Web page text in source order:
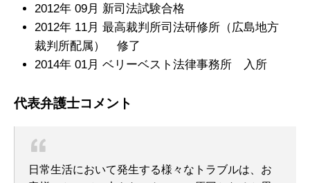
2012年 09月 新司法試験合格
2012年 11月 最高裁判所司法研修所（広島地方
裁判所配属） 修了
2014年 01月 ベリーベスト法律事務所 入所
代表弁護士コメント
日常生活において発生する様々なトラブルは、お